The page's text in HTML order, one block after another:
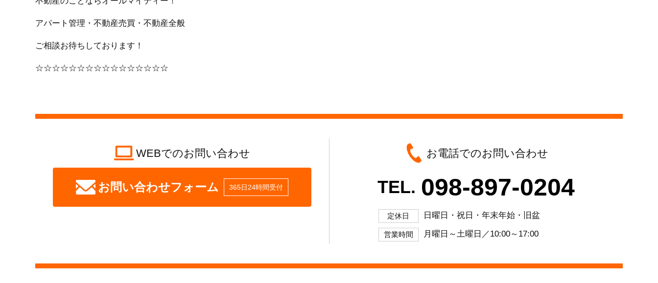
アパート管理・不動産売買・不動産全般
ご相談お待ちしております！
☆☆☆☆☆☆☆☆☆☆☆☆☆☆☆☆
WEBでのお問い合わせ
お問い合わせフォーム 365日24時間受付
お電話でのお問い合わせ
TEL. 098-897-0204
定休日 日曜日・祝日・年末年始・旧盆
営業時間 月曜日～土曜日／10:00～17:00